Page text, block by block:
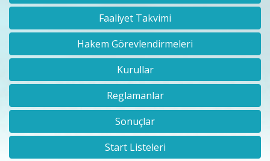
Faaliyet Takvimi
Hakem Görevlendirmeleri
Kurullar
Reglamanlar
Sonuçlar
Start Listeleri